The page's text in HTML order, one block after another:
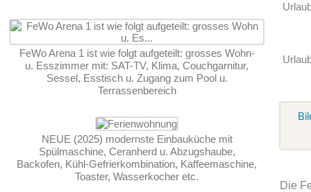
FeWo Arena 1 ist wie folgt aufgeteilt: grosses Wohn-
u. Esszimmer mit: SAT-TV, Klima, Couchgarnitur,
Sessel, Esstisch u. Zugang zum Pool u.
Terrassenbereich
NEUE (2025) modernste Einbauküche mit
Spülmaschine, Ceranherd u. Abzugshaube,
Backofen, Kühl-Gefrierkombination, Kaffeemaschine,
Toaster, Wasserkocher etc.
Die